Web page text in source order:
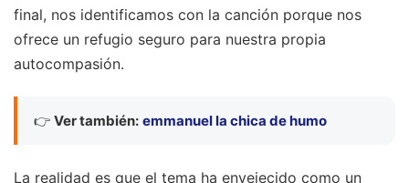
final, nos identificamos con la canción porque nos
ofrece un refugio seguro para nuestra propia
autocompasión.
👉 Ver también: emmanuel la chica de humo
La realidad es que el tema ha envejecido como un